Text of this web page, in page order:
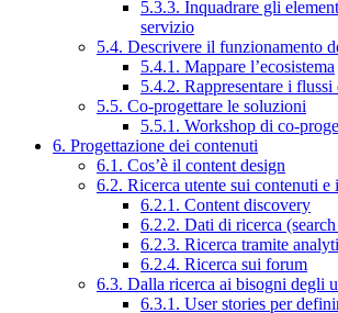
5.3.3. Inquadrare gli
servizio
5.4. Descrivere il funzionamento
5.4.1. Mappare l’ecosistema
5.4.2. Rappresentare i
5.5. Co-progettare le soluzioni
5.5.1. Workshop di co-
6. Progettazione dei contenuti
6.1. Cos’è il content design
6.2. Ricerca utente sui contenuti
6.2.1. Content discovery
6.2.2. Dati di ricerca
6.2.3. Ricerca tramite
6.2.4. Ricerca sui forum
6.3. Dalla ricerca ai bisogni degli
6.3.1. User stories per